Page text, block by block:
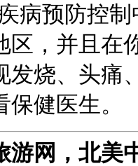
病预防控
区，并且在
发烧、头痛
保健医生。
游网，北美